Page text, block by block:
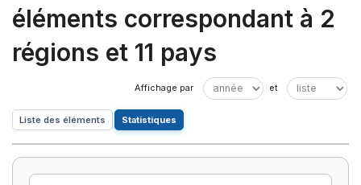
éléments correspondant à 2
régions et 11 pays
Liste des éléments Statistiques